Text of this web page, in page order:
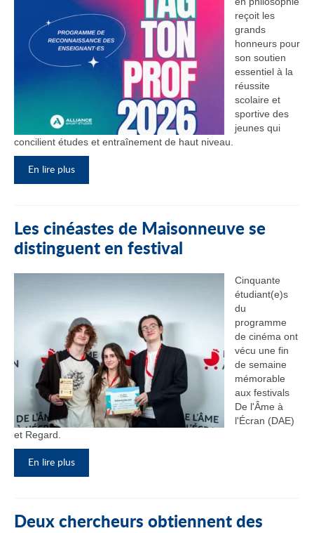
reçoit les
grands
honneurs pour
son soutien
essentiel à la
réussite
scolaire et
sportive des
jeunes qui
concilient études et entraînement de haut niveau.
En lire plus
Les cinéastes de Maisonneuve se
distinguent en festival
Cinquante
étudiant(e)s
du
programme
de cinéma ont
vécu une fin
de semaine
mémorable
aux festivals
De l'Âme à
l'Écran (DAE)
et Regard.
En lire plus
Deux chercheurs obtiennent des